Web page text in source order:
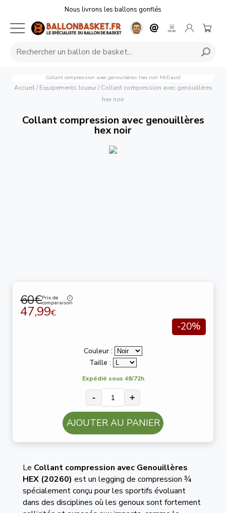
Nous livrons les ballons gonflés
Collant compression avec genouillères hex noir McDavid
Accueil/ Equipements Joueur/ Collant compression avec genouillères
hex noir
Collant compression avec genouillères
hex noir
60€Prix de
comparaison
47,99€
-20%
Couleur :
Taille :
Expédié sous 48/72h
- +
AJOUTER AU PANIER
Le Collant compression avec Genouillères
HEX(20260) est un legging de compression ¾
spécialement conçu pour les sportifs évoluant
dans des disciplines où les genoux sont fortement